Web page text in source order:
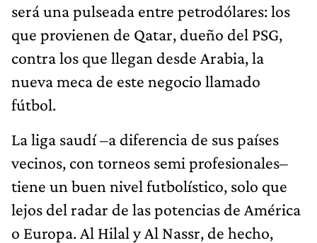
será una pulseada entre petrodólares: los
que provienen de Qatar, dueño del PSG,
contra los que llegan desde Arabia, la
nueva meca de este negocio llamado
fútbol.
La liga saudí –a diferencia de sus países
vecinos, con torneos semi profesionales–
tiene un buen nivel futbolístico, solo que
lejos del radar de las potencias de América
o Europa. Al Hilal y Al Nassr, de hecho,